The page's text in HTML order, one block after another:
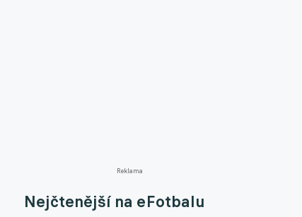
Reklama
Nejčtenější na eFotbalu